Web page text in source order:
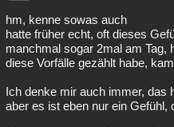
hm, kenne sowas auch
hatte früher echt, oft dieses
manchmal sogar 2mal am Tag,
diese Vorfälle gezählt habe,
Ich denke mir auch immer, das
aber es ist eben nur ein Gefühl,